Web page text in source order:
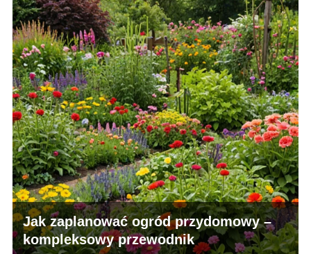
Jak zaplanować ogród przydomowy –
kompleksowy przewodnik